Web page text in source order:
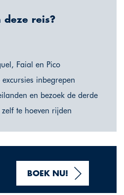
deze reis?
Faial en Pico
inbegrepen
en bezoek de derde
te hoeven rijden
BOEK NU!